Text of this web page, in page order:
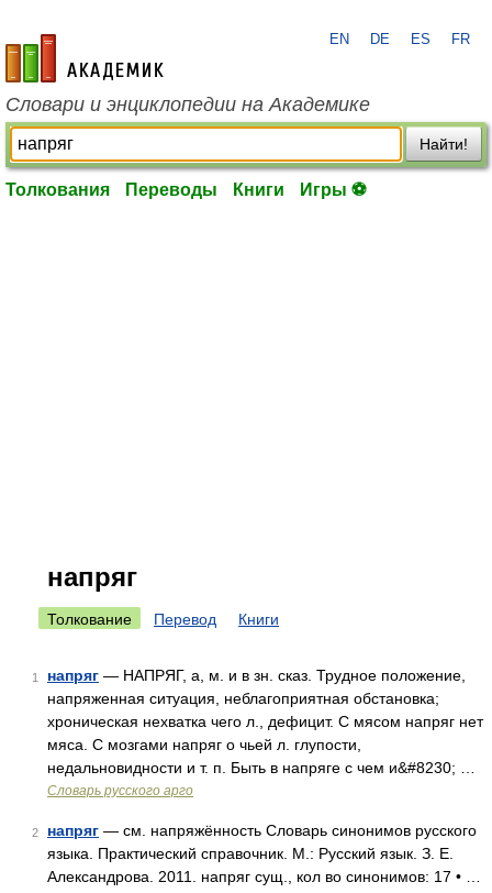
academic.ru
EN DE ES FR
Словари и энциклопедии на Академике
Найти!
Толкования Переводы Книги Игры ⚽
напряг
Толкование Перевод Книги
1 напряг — НАПРЯГ, а, м. и в зн. сказ. Трудное положение,
напряженная ситуация, неблагоприятная обстановка;
хроническая нехватка чего л., дефицит. С мясом напряг нет
мяса. С мозгами напряг о чьей л. глупости,
недальновидности и т. п. Быть в напряге с чем и&#8230; …
Словарь русского арго
2 напряг — см. напряжённость Словарь синонимов русского
языка. Практический справочник. М.: Русский язык. З. Е.
Александрова. 2011. напряг сущ., кол во синонимов: 17 • …